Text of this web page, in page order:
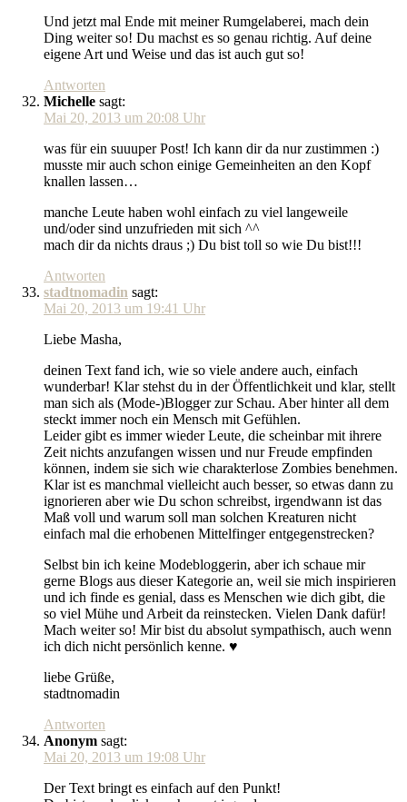
Und jetzt mal Ende mit meiner Rumgelaberei, mach dein
Ding weiter so! Du machst es so genau richtig. Auf deine
eigene Art und Weise und das ist auch gut so!
Antworten
Michelle sagt:
Mai 20, 2013 um 20:08 Uhr
was für ein suuuper Post! Ich kann dir da nur zustimmen :)
musste mir auch schon einige Gemeinheiten an den Kopf
knallen lassen…
manche Leute haben wohl einfach zu viel langeweile
und/oder sind unzufrieden mit sich ^^
mach dir da nichts draus ;) Du bist toll so wie Du bist!!!
Antworten
stadtnomadin sagt:
Mai 20, 2013 um 19:41 Uhr
Liebe Masha,
deinen Text fand ich, wie so viele andere auch, einfach
wunderbar! Klar stehst du in der Öffentlichkeit und klar, stellt
man sich als (Mode-)Blogger zur Schau. Aber hinter all dem
steckt immer noch ein Mensch mit Gefühlen.
Leider gibt es immer wieder Leute, die scheinbar mit ihrere
Zeit nichts anzufangen wissen und nur Freude empfinden
können, indem sie sich wie charakterlose Zombies benehmen.
Klar ist es manchmal vielleicht auch besser, so etwas dann zu
ignorieren aber wie Du schon schreibst, irgendwann ist das
Maß voll und warum soll man solchen Kreaturen nicht
einfach mal die erhobenen Mittelfinger entgegenstrecken?
Selbst bin ich keine Modebloggerin, aber ich schaue mir
gerne Blogs aus dieser Kategorie an, weil sie mich inspirieren
und ich finde es genial, dass es Menschen wie dich gibt, die
so viel Mühe und Arbeit da reinstecken. Vielen Dank dafür!
Mach weiter so! Mir bist du absolut sympathisch, auch wenn
ich dich nicht persönlich kenne. ♥
liebe Grüße,
stadtnomadin
Antworten
Anonym sagt:
Mai 20, 2013 um 19:08 Uhr
Der Text bringt es einfach auf den Punkt!